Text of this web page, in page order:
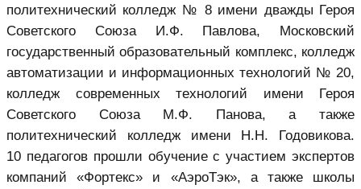
политехнический колледж № 8 имени дважды Героя
Советского Союза И.Ф. Павлова, Московский
государственный образовательный комплекс, колледж
автоматизации и информационных технологий № 20,
колледж современных технологий имени Героя
Советского Союза М.Ф. Панова, а также
политехнический колледж имени Н.Н. Годовикова.
10 педагогов прошли обучение с участием экспертов
компаний «Фортекс» и «АэроТэк», а также школы